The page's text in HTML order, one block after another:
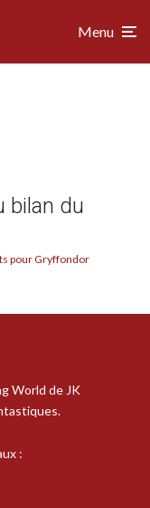
Menu
bilan du
pour Gryffondor
World de JK
: